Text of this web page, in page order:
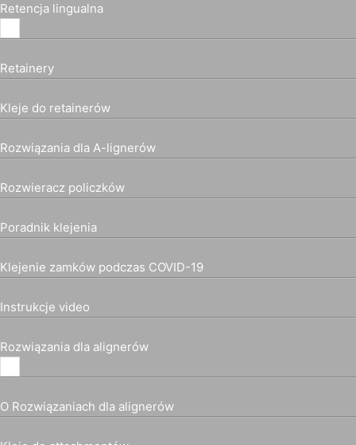
Retencja lingualna
Retainery
Kleje do retainerów
Rozwiązania dla A-lignerów
Rozwieracz policzków
Poradnik klejenia
Klejenie zamków podczas COVID-19
Instrukcje video
Rozwiązania dla alignerów
O Rozwiązaniach dla alignerów